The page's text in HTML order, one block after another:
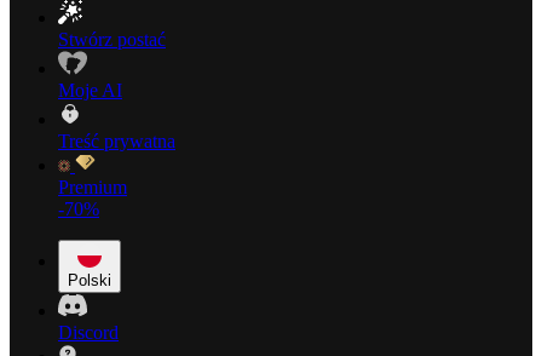
Stwórz postać
Moje AI
Treść prywatna
Premium
-70%
Polski
Discord